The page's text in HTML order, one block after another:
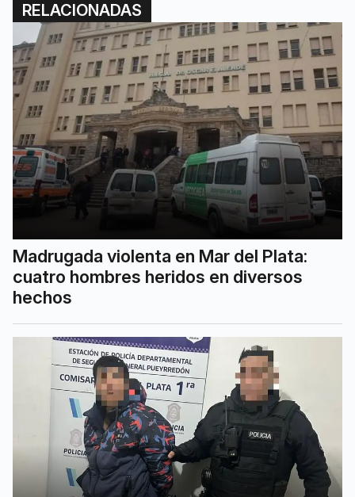
RELACIONADAS
Madrugada violenta en Mar del Plata:
cuatro hombres heridos en diversos
hechos